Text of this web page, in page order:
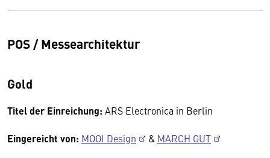
POS / Messearchitektur
Gold
Titel der Einreichung: ARS Electronica in Berlin
Eingereicht von: MOOI Design & MARCH GUT